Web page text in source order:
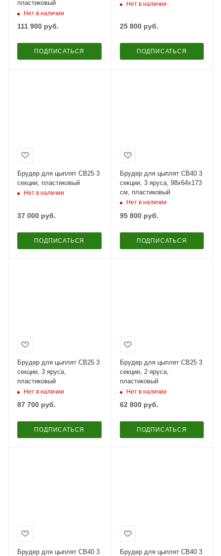
пластиковый
Нет в наличии
111 900 руб.
ПОДПИСАТЬСЯ
Нет в наличии
25 800руб.
ПОДПИСАТЬСЯ
Брудер для цыплят CB25 3
секции, пластиковый
Нет в наличии
37 000 руб.
ПОДПИСАТЬСЯ
Брудер для цыплят CB40 3
секции, 3 яруса, 98x64x173
см, пластиковый
Нет в наличии
95 800руб.
ПОДПИСАТЬСЯ
Брудер для цыплят CB25 3
секции, 3 яруса,
пластиковый
Нет в наличии
87 700 руб.
ПОДПИСАТЬСЯ
Брудер для цыплят CB25 3
секции, 2 яруса,
пластиковый
Нет в наличии
62 800руб.
ПОДПИСАТЬСЯ
Брудер для цыплят CB40 3
Брудер для цыплят CB40 3